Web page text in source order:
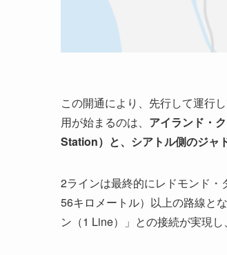
この開通により、先行して運行
用が始まるのは、 アイランド・
Station）と、シアトル側のジ
2ラインは最終的にレドモンド
56キロメートル）以上の路線と
ン（1 Line）」との接続が実現